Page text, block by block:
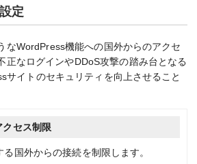
定
なWordPress機能への国外からのアクセ
正なログインやDDoS攻撃の踏み台となる
サイトのセキュリティを向上させること
クセス制限
国外からの接続を制限します。